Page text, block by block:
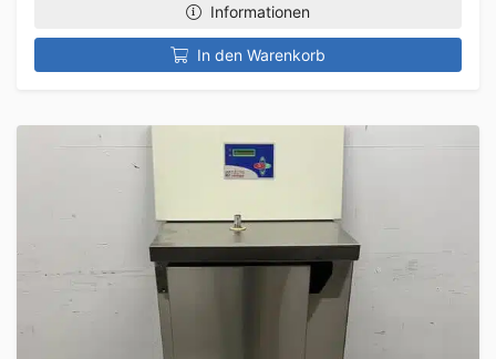
Informationen
In den Warenkorb